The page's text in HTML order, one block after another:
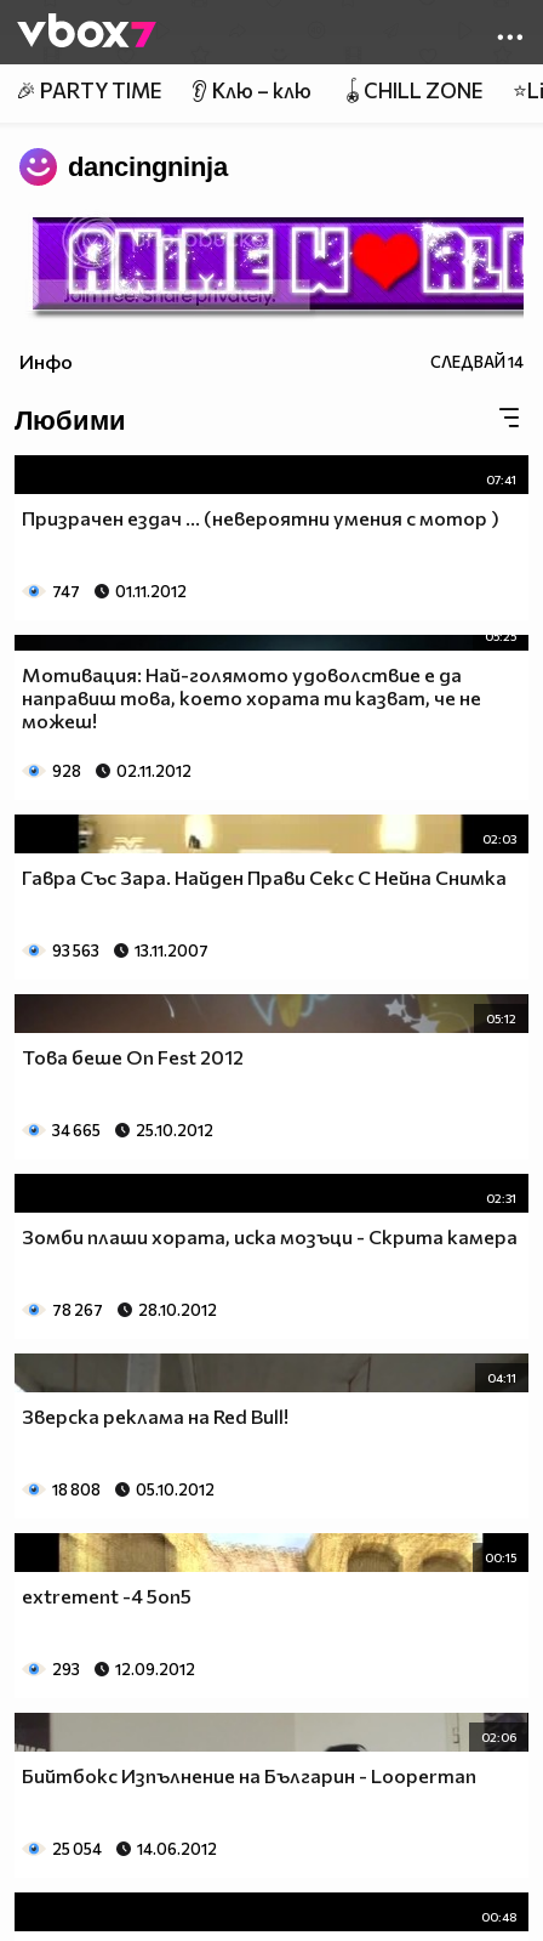
👾
🎉 PARTY TIME 👂 Клю – клю 🪀CHILL ZONE
dancingninja
Инфо СЛЕДВАЙ14
Любими
07:41
Призрачен ездач ... (невероятни умения с мотор )
747 01.11.2012
05:25
Мотивация: Най-голямото удоволствие е да
направиш това, което хората ти казват, че не
можеш!
928 02.11.2012
02:03
Гавра Със Зара. Найден Прави Секс С Нейна Снимка
93 563 13.11.2007
05:12
Това беше On Fest 2012
34 665 25.10.2012
02:31
Зомби плаши хората, иска мозъци - Скрита камера
78 267 28.10.2012
04:11
Зверска реклама на Red Bull!
18 808 05.10.2012
00:15
extrement -4 5on5
293 12.09.2012
02:06
Бийтбокс Изпълнение на Българин - Looperman
25 054 14.06.2012
00:48